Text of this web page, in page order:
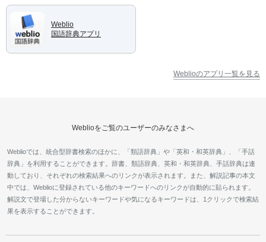
Weblio
国語辞典アプリ
Weblioのアプリ一覧を見る
Weblioをご覧のユーザーのみなさまへ
Weblioでは、統合型辞書検索のほかに、「類語辞典」や「英和・和英辞典」、「手話
辞典」を利用することができます。辞書、類語辞典、英和・和英辞典、手話辞典は連
動しており、それぞれの検索結果へのリンクが表示されます。また、解説記事の本文
中では、Weblioに登録されている他のキーワードへのリンクが自動的に貼られます。
解説文で登場した分からないキーワードや気になるキーワードは、1クリックで検索結
果を表示することができます。